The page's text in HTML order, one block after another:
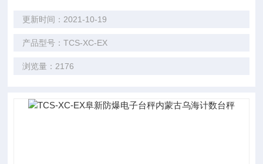
更新时间：2021-10-19
产品型号：TCS-XC-EX
浏览量：2176